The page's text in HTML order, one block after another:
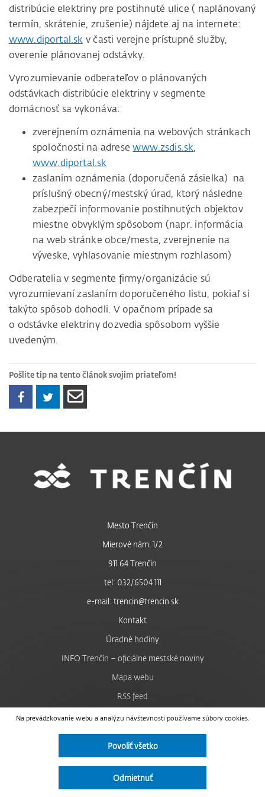
distribúcie elektriny pre postihnuté ulice ( naplánovaný
termín, skrátenie, zrušenie) nájdete aj na internete:
www.diportal.sk v časti verejne prístupné služby,
overenie plánovanej odstávky.
Vyrozumievanie odberateľov o plánovaných
odstávkach distribúcie elektriny v segmente
domácnosť sa vykonáva:
zverejnením oznámenia na webových stránkach
spoločnosti na adresewww.zsdis.sk,
www.diportal.sk
zaslaním oznámenia (doporučená zásielka) na
príslušný obecný/mestský úrad, ktorý následne
zabezpečí informovanie postihnutých objektov
miestne obvyklým spôsobom (napr. informácia
na web stránke obce/mesta, zverejnenie na
výveske, vyhlasovanie miestnym rozhlasom)
Odberatelia v segmente firmy/organizácie sú
vyrozumievaní zaslaním doporučeného listu, pokiaľ si
takýto spôsob dohodli. V opačnom prípade sa
o odstávke elektriny dozvedia spôsobom vyššie
uvedeným.
Pošlite tip na tento článok svojim priateľom!
Na prevádzkovanie webu a analýzu návštevnosti používame súbory cookies.
Povoliť všetko
Odmietnuť
Mesto Trenčín
Mierové nám. 1/2
911 64 Trenčín
tel: 032/6504 111
e-mail: trencin@trencin.sk
Kontakt
Úradné hodiny
INFO Trenčín – oficiálne mestské noviny
Mapa webu
RSS feed
Nastavenie cookies
Facebook
Instagram
Vyhlásenie o prístupnosti